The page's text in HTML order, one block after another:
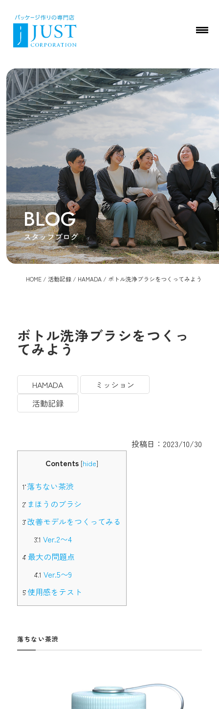
BLOG
スタッフブログ
HOME / 活動記録 / HAMADA / ボトル洗浄ブラシをつくってみよう
ボトル洗浄ブラシをつくっ
てみよう
HAMADA
ミッション
活動記録
投稿日：2023/10/30
Contents [hide]
1落ちない茶渋
2まほうのブラシ
3改善モデルをつくってみる
3.1 Ver.2〜4
4 最大の問題点
4.1 Ver.5〜9
5使用感をテスト
落ちない茶渋